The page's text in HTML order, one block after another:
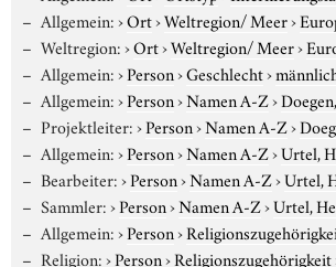
Allgemein:›Ort›Weltregion/ Meer›
Weltregion:›Ort›Weltregion/ Meer›
Allgemein:›Person›Geschlecht›
Allgemein:›Person›Namen A-Z›
Projektleiter:›Person›Namen A-Z›
Allgemein:›Person›Namen A-Z›Urtel,
Bearbeiter:›Person›Namen A-Z›Urtel,
Sammler:›Person›Namen A-Z›Urtel,
Allgemein:›Person›
Religion:›Person›Religionszugehörigkeit